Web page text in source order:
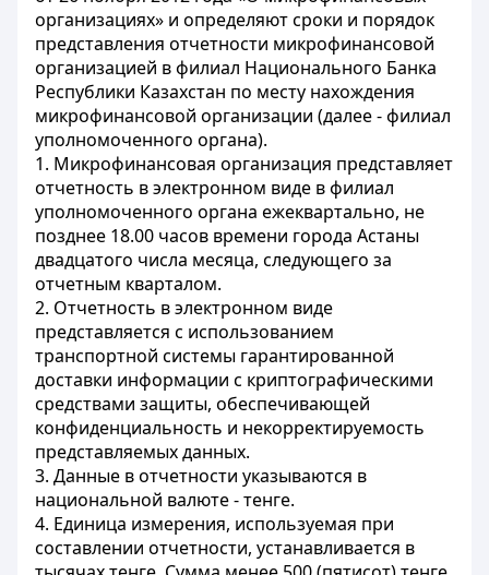
организациях» и определяют сроки и порядок
представления отчетности микрофинансовой
организацией в филиал Национального Банка
Республики Казахстан по месту нахождения
микрофинансовой организации (далее - филиал
уполномоченного органа).
1. Микрофинансовая организация представляет
отчетность в электронном виде в филиал
уполномоченного органа ежеквартально, не
позднее 18.00 часов времени города Астаны
двадцатого числа месяца, следующего за
отчетным кварталом.
2. Отчетность в электронном виде
представляется с использованием
транспортной системы гарантированной
доставки информации с криптографическими
средствами защиты, обеспечивающей
конфиденциальность и некорректируемость
представляемых данных.
3. Данные в отчетности указываются в
национальной валюте - тенге.
4. Единица измерения, используемая при
составлении отчетности, устанавливается в